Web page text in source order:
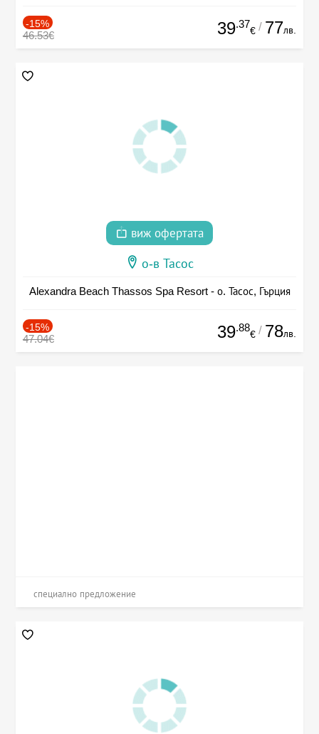
-15%
46.53€ 39.37
€ / 77лв.
виж офертата
о-в Тасос
Alexandra Beach Thassos Spa Resort - о. Тасос, Гърция
-15%
47.04€ 39.88
€ / 78лв.
специално предложение